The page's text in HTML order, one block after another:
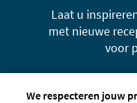
Laat u
met nieuwe
voor
We respecteren jouw